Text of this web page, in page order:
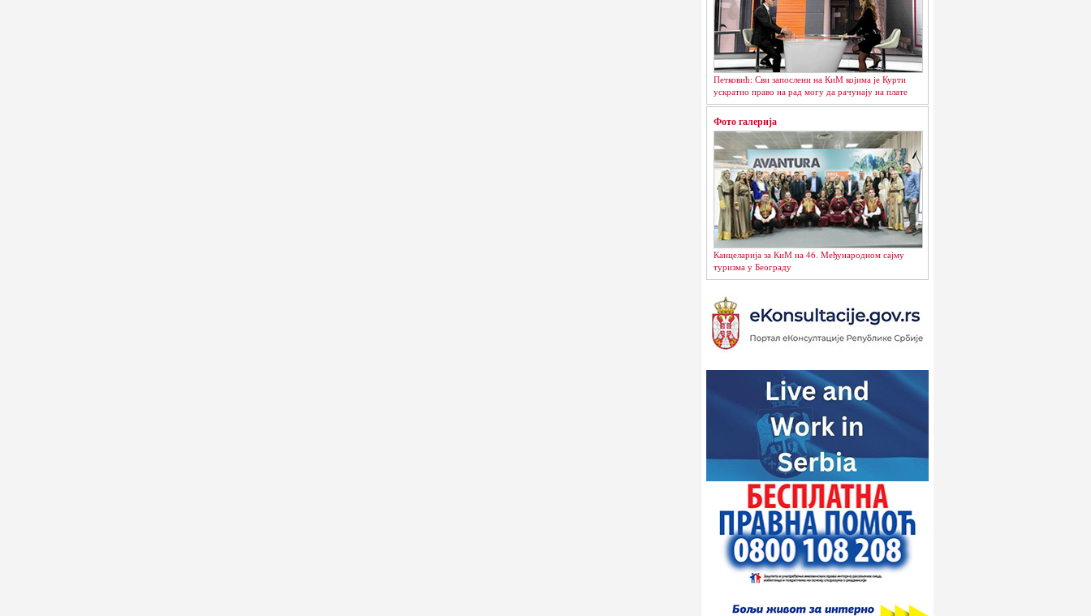
Петковић: Сви запослени на КиМ којима је Курти
ускратио право на рад могу да рачунају на плате
Фото галерија
Канцеларија за КиМ на 46. Међународном сајму
туризма у Београду